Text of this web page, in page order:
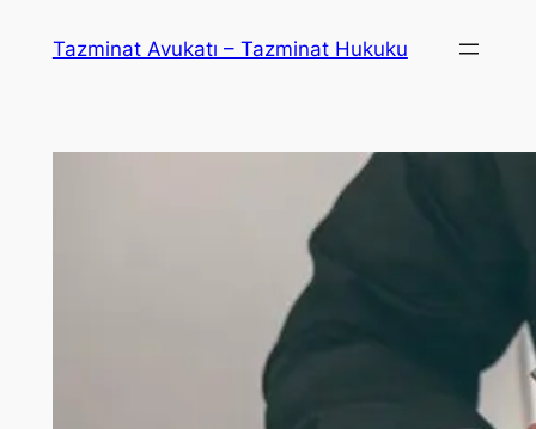
Tazminat Avukatı – Tazminat Hukuku